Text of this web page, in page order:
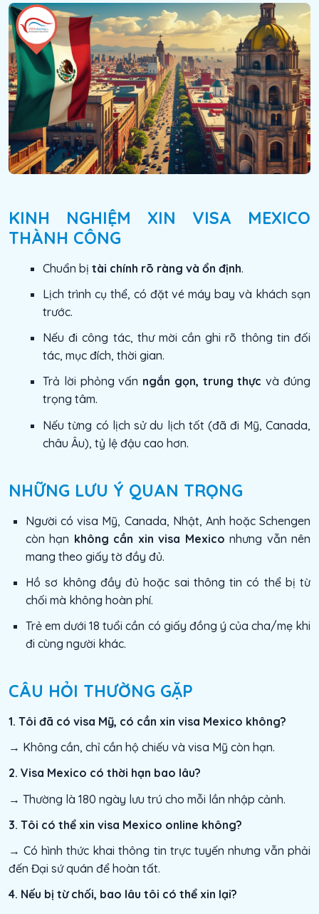
KINH NGHIỆM XIN VISA MEXICO
THÀNH CÔNG
Chuẩn bị tài chính rõ ràng và ổn định.
Lịch trình cụ thể, có đặt vé máy bay và khách sạn
trước.
Nếu đi công tác, thư mời cần ghi rõ thông tin đối
tác, mục đích, thời gian.
Trả lời phỏng vấn ngắn gọn, trung thực và đúng
trọng tâm.
Nếu từng có lịch sử du lịch tốt (đã đi Mỹ, Canada,
châu Âu), tỷ lệ đậu cao hơn.
NHỮNG LƯU Ý QUAN TRỌNG
Người có visa Mỹ, Canada, Nhật, Anh hoặc Schengen
còn hạn không cần xin visa Mexico nhưng vẫn nên
mang theo giấy tờ đầy đủ.
Hồ sơ không đầy đủ hoặc sai thông tin có thể bị từ
chối mà không hoàn phí.
Trẻ em dưới 18 tuổi cần có giấy đồng ý của cha/mẹ khi
đi cùng người khác.
CÂU HỎI THƯỜNG GẶP
1. Tôi đã có visa Mỹ, có cần xin visa Mexico không?
→ Không cần, chỉ cần hộ chiếu và visa Mỹ còn hạn.
2. Visa Mexico có thời hạn bao lâu?
→ Thường là 180 ngày lưu trú cho mỗi lần nhập cảnh.
3. Tôi có thể xin visa Mexico online không?
→ Có hình thức khai thông tin trực tuyến nhưng vẫn phải
đến Đại sứ quán để hoàn tất.
4. Nếu bị từ chối, bao lâu tôi có thể xin lại?